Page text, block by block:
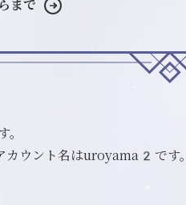
まで
。
カウント名はuroyama2です。